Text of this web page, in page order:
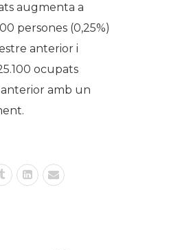
augmenta a
persones (0,25%)
anterior i
ocupats
anterior amb un